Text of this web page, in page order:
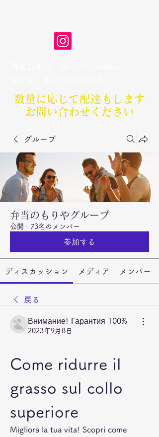
数量に応じて配達もします​
お問い合わせください
グループ
弁当のもりやグループ
公開 · 73名のメンバー
参加する
ディスカッション メディア メンバー
戻る
Внимание! Гарантия 100%
2023年9月8日
Come ridurre il
grasso sul collo
superiore
Migliora la tua vita! Scopri come